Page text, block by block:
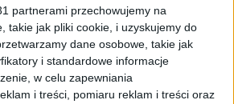
partnerami przechowujemy na
takie jak pliki cookie, i uzyskujemy do
dane osobowe, takie jak
i standardowe informacje
w celu zapewniania
i treści, pomiaru reklam i treści oraz
okazów. Ale nie
czy poroży, lecz ludzkich
praca. Wymagająca czasem
się na
Reporter wojenny,